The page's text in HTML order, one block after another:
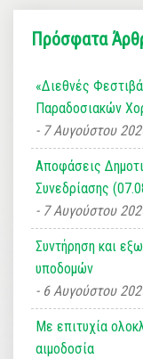
Πρόσφατα
«Διεθνές
Παραδοσιακών
7 Αυγούστου
Αποφάσεις
Συνεδρίασης
7 Αυγούστου
Συντήρηση και
υποδομών
6 Αυγούστου
Με επιτυχία
αιμοδοσία